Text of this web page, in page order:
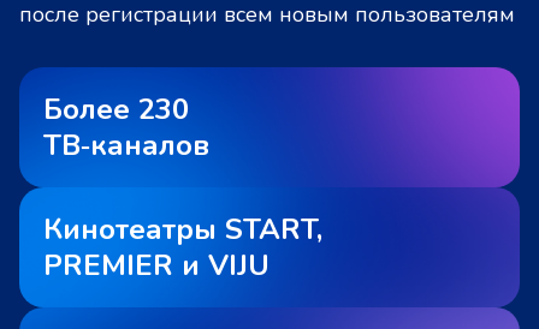
после регистрации всем новым пользователям
Более 230
ТВ‑каналов
Кинотеатры START,
PREMIER и VIJU